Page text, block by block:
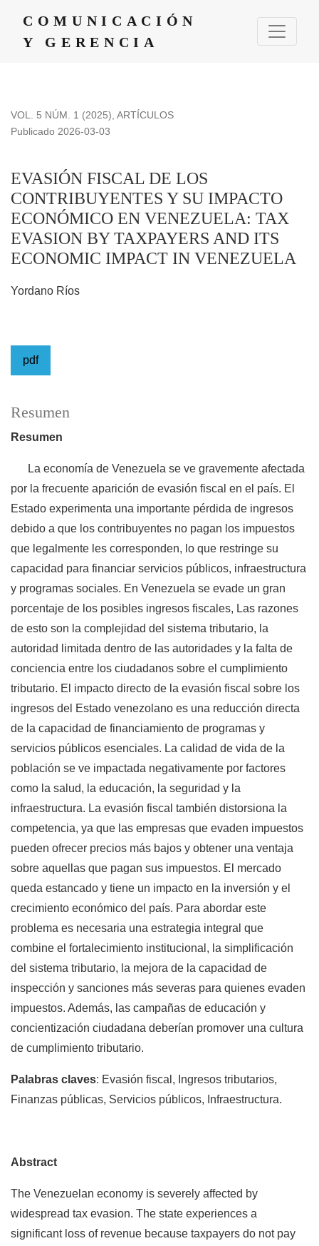
COMUNICACIÓN
Y GERENCIA
VOL. 5 NÚM. 1 (2025), ARTÍCULOS
EVASIÓN FISCAL DE LOS
CONTRIBUYENTES Y SU IMPACTO
ECONÓMICO EN VENEZUELA: TAX
EVASION BY TAXPAYERS AND ITS
ECONOMIC IMPACT IN VENEZUELA
Publicado 2026-03-03
Yordano Ríos
pdf
Resumen
Resumen
La economía de Venezuela se ve gravemente afectada
por la frecuente aparición de evasión fiscal en el país. El
Estado experimenta una importante pérdida de ingresos
debido a que los contribuyentes no pagan los impuestos
que legalmente les corresponden, lo que restringe su
capacidad para financiar servicios públicos, infraestructura
y programas sociales. En Venezuela se evade un gran
porcentaje de los posibles ingresos fiscales, Las razones
de esto son la complejidad del sistema tributario, la
autoridad limitada dentro de las autoridades y la falta de
conciencia entre los ciudadanos sobre el cumplimiento
tributario. El impacto directo de la evasión fiscal sobre los
ingresos del Estado venezolano es una reducción directa
de la capacidad de financiamiento de programas y
servicios públicos esenciales. La calidad de vida de la
población se ve impactada negativamente por factores
como la salud, la educación, la seguridad y la
infraestructura. La evasión fiscal también distorsiona la
competencia, ya que las empresas que evaden impuestos
pueden ofrecer precios más bajos y obtener una ventaja
sobre aquellas que pagan sus impuestos. El mercado
queda estancado y tiene un impacto en la inversión y el
crecimiento económico del país. Para abordar este
problema es necesaria una estrategia integral que
combine el fortalecimiento institucional, la simplificación
del sistema tributario, la mejora de la capacidad de
inspección y sanciones más severas para quienes evaden
impuestos. Además, las campañas de educación y
concientización ciudadana deberían promover una cultura
de cumplimiento tributario.
Palabras claves: Evasión fiscal, Ingresos tributarios,
Finanzas públicas, Servicios públicos, Infraestructura.
Abstract
The Venezuelan economy is severely affected by
widespread tax evasion. The state experiences a
significant loss of revenue because taxpayers do not pay